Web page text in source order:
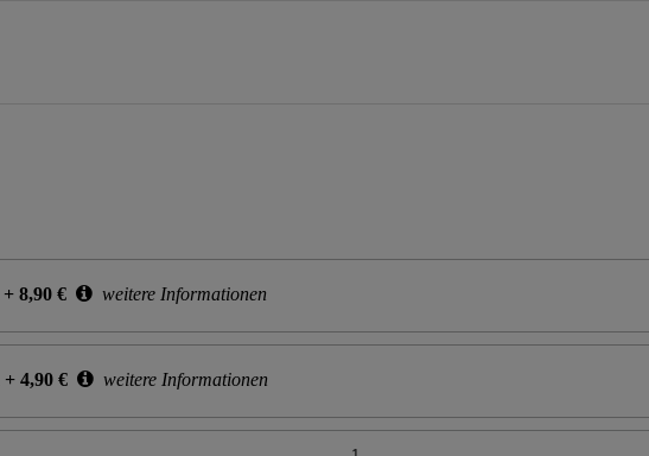
+ 8,90 € weitere Informationen
+ 4,90 € weitere Informationen